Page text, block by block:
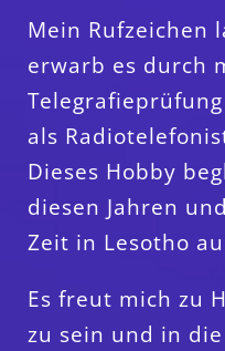
Mein Rufzeichen
erwarb es durch
als
Dieses Hobby
diesen Jahren
Zeit in Lesotho
Es freut mich zu
zu sein und in